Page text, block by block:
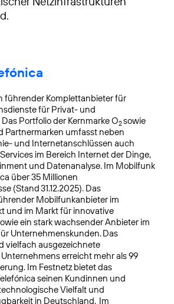
führender Komplettanbieter für
für Privat- und
Portfolio der Kernmarke O2sowie
Partnermarken umfasst neben
und Internetanschlüssen auch
im Bereich Internet der Dinge,
und Datenanalyse. Im Mobilfunk
über 35 Millionen
(Stand 31.12.2025). Das
Mobilfunkanbieter im
und im Markt für innovative
ein stark wachsender Anbieter im
Unternehmenskunden. Das
vielfach ausgezeichnete
erreicht mehr als 99
Im Festnetz bietet das
seinen Kundinnen und
Vielfalt und
in Deutschland. Im